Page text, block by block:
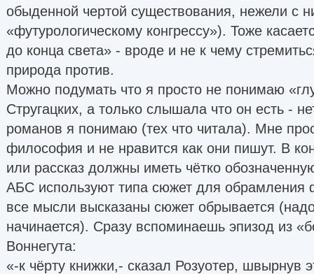
обыденной чертой существования, нежели с
«футурологическому конгрессу»). Тоже
до конца света» - вроде и не к чему
природа против.
Можно подумать что я просто не понимаю
Стругацких, а только слышала что он есть -
романов я понимаю (тех что читала). Мне
философия и не нравится как они пишут. В
или рассказ должны иметь чётко
АБС используют типа сюжет для обрамления
все мысли высказаны сюжет обрывается
начинается). Сразу вспоминаешь эпизод из
Воннегута:
«-к чёрту книжки,- сказал Розуотер, швырнув